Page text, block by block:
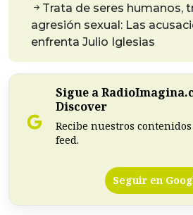
Trata de seres humanos,
agresión sexual: Las
enfrenta Julio Iglesias
Sigue a
Discover
Recibe nuestros
feed.
Seguir en